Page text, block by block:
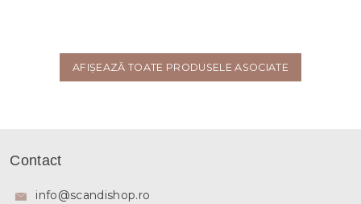
AFIŞEAZĂ TOATE PRODUSELE ASOCIATE
Contact
info@scandishop.ro